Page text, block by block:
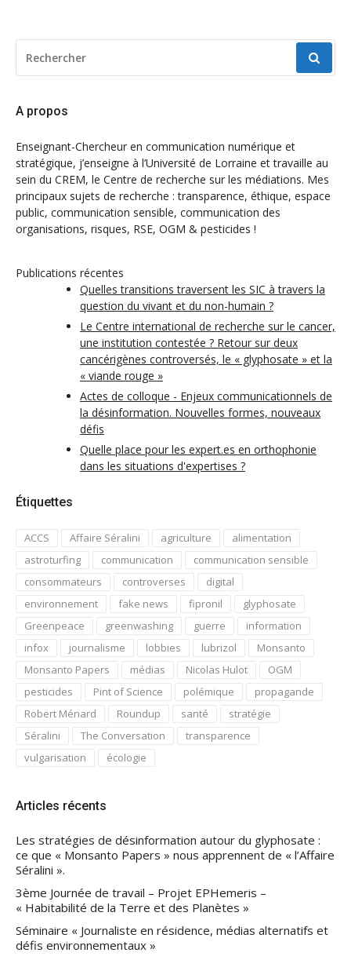
POUR
:
A propos
Enseignant-Chercheur en communication numérique et
stratégique, j’enseigne à l’Université de Lorraine et travaille au
sein du CREM, le Centre de recherche sur les médiations. Mes
principaux sujets de recherche : transparence, éthique, espace
public, communication sensible, communication des
organisations, risques, RSE, OGM & pesticides !
Publications récentes
Quelles transitions traversent les SIC à travers la
question du vivant et du non-humain ?
Le Centre international de recherche sur le cancer,
une institution contestée ? Retour sur deux
cancérigènes controversés, le « glyphosate » et la
« viande rouge »
Actes de colloque - Enjeux communicationnels de
la désinformation. Nouvelles formes, nouveaux
défis
Quelle place pour les expert.es en orthophonie
dans les situations d'expertises ?
Étiquettes
ACCS Affaire Séralini agriculture
alimentation
astroturfing
communication
communication sensible
consommateurs
controverses
digital
environnement
fake news fipronil
glyphosate
Greenpeace
greenwashing guerre
information
infox
journalisme lobbies lubrizol
Monsanto
Monsanto Papers
médias Nicolas Hulot
OGM
pesticides
Pint of Science polémique
propagande
Robert Ménard
Roundup santé
stratégie
Séralini
The Conversation
transparence
vulgarisation
écologie
Articles récents
Les stratégies de désinformation autour du glyphosate :
ce que « Monsanto Papers » nous apprennent de « l’Affaire
Séralini ».
3ème Journée de travail – Projet EPHemeris –
« Habitabilité de la Terre et des Planètes »
Séminaire « Journaliste en résidence, médias alternatifs et
défis environnementaux »